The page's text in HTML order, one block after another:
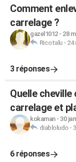
Comment
carrelage ?
gazel1012- 28
Ricotalu- 24
3 réponses
Quelle
carrelage et
kokaman- 30
diabloludo-
6 réponses